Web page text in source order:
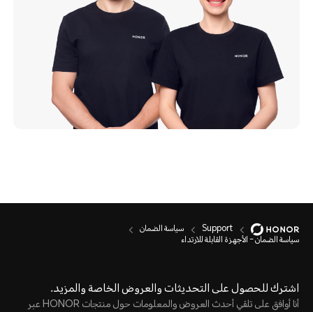
Support سياسة الضمان
سياسة الضمان - الأجهزة القابلة للارتداء
اشترك للحصول على التحديثات والعروض الخاصة والمزيد.
أنا أوافق على تلقي أحدث العروض والمعلومات حول منتجات HONOR عبر